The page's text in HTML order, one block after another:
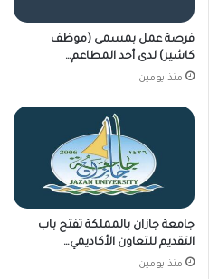
فرصة عمل بمسمى (موظف
كاشير) لدى أحد المطاعم…
منذ يومين
جامعة جازان بالمملكة تفتح باب
التقديم للتعاون الأكاديمي…
منذ يومين